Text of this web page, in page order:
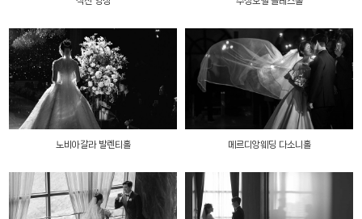
노비아갈라 발렌티홀 메르디앙웨딩 다소니홀